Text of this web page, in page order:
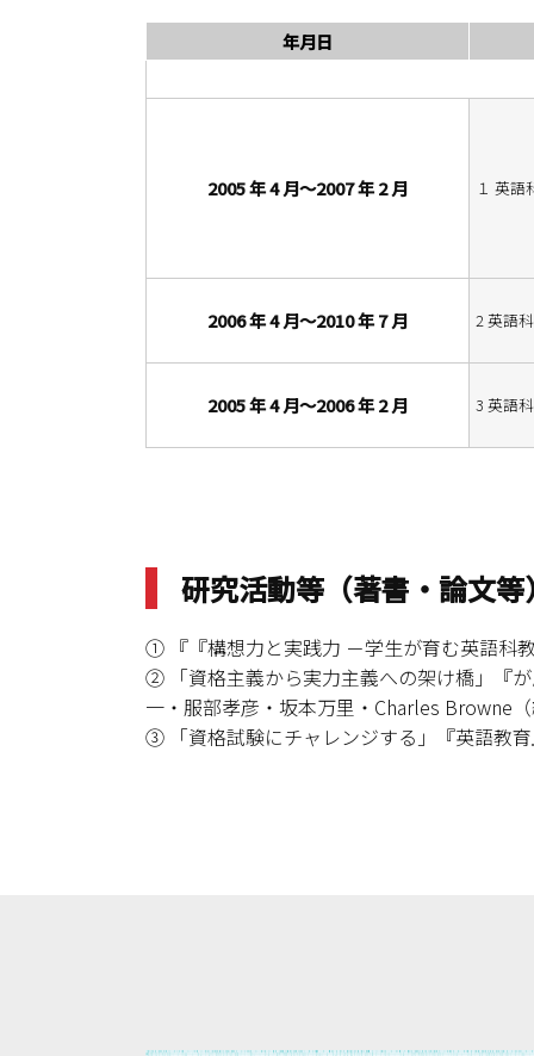
年月日
2005 年 4 月～2007 年 2 月 １ 英語
2006 年 4 月～2010 年 7 月 2 英語
2005 年 4 月～2006 年 2 月 3 英語
研究活動等（著書・論文等
① 『『構想力と実践力 －学生が育む英語科
② 「資格主義から実力主義への架け橋」『
一・服部孝彦・坂本万里・Charles Browne
③ 「資格試験にチャレンジする」『英語教